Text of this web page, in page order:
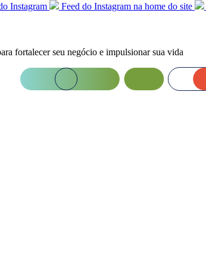
Instagram Feed do Instagram na home do site
fortalecer seu negócio e impulsionar sua vida